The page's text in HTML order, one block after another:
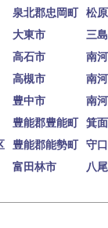
泉北郡忠岡町
松
大東市
三
高石市
南
高槻市
南
豊中市
南
豊能郡豊能町
箕
豊能郡能勢町
守
富田林市
八